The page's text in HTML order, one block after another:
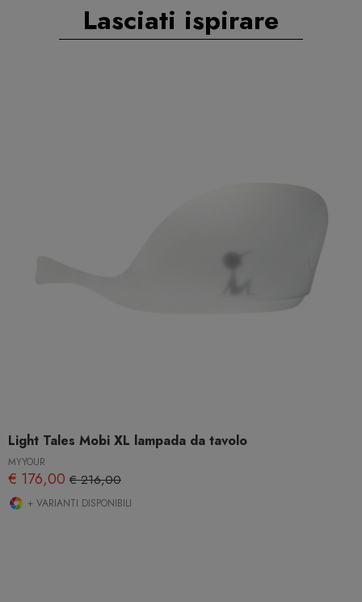
Lasciati ispirare
Light Tales Mobi XL lampada da tavolo
MYYOUR
€ 176,00 € 216,00
+ VARIANTI DISPONIBILI